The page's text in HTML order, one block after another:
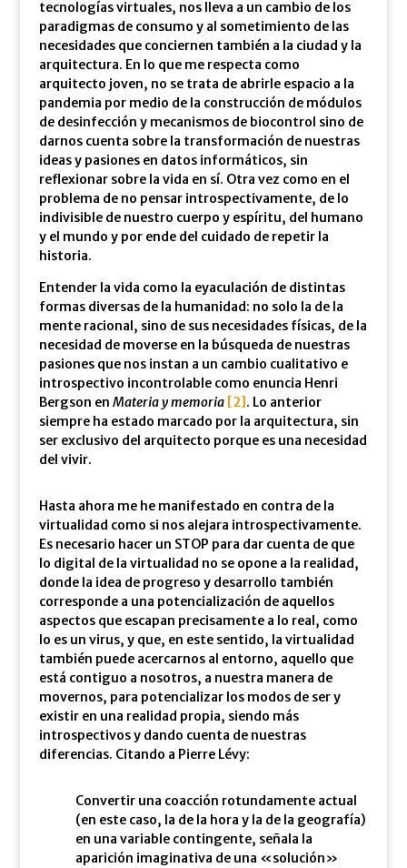
tecnologías virtuales, nos lleva a un cambio de los
paradigmas de consumo y al sometimiento de las
necesidades que conciernen también a la ciudad y la
arquitectura. En lo que me respecta como
arquitecto joven, no se trata de abrirle espacio a la
pandemia por medio de la construcción de módulos
de desinfección y mecanismos de biocontrol sino de
darnos cuenta sobre la transformación de nuestras
ideas y pasiones en datos informáticos, sin
reflexionar sobre la vida en sí. Otra vez como en el
problema de no pensar introspectivamente, de lo
indivisible de nuestro cuerpo y espíritu, del humano
y el mundo y por ende del cuidado de repetir la
historia.
Entender la vida como la eyaculación de distintas
formas diversas de la humanidad: no solo la de la
mente racional, sino de sus necesidades físicas, de la
necesidad de moverse en la búsqueda de nuestras
pasiones que nos instan a un cambio cualitativo e
introspectivo incontrolable como enuncia Henri
Bergson en Materia y memoria[2]. Lo anterior
siempre ha estado marcado por la arquitectura, sin
ser exclusivo del arquitecto porque es una necesidad
del vivir.
Hasta ahora me he manifestado en contra de la
virtualidad como si nos alejara introspectivamente.
Es necesario hacer un STOP para dar cuenta de que
lo digital de la virtualidad no se opone a la realidad,
donde la idea de progreso y desarrollo también
corresponde a una potencialización de aquellos
aspectos que escapan precisamente a lo real, como
lo es un virus, y que, en este sentido, la virtualidad
también puede acercarnos al entorno, aquello que
está contiguo a nosotros, a nuestra manera de
movernos, para potencializar los modos de ser y
existir en una realidad propia, siendo más
introspectivos y dando cuenta de nuestras
diferencias. Citando a Pierre Lévy:
Convertir una coacción rotundamente actual
(en este caso, la de la hora y la de la geografía)
en una variable contingente, señala la
aparición imaginativa de una «solución»